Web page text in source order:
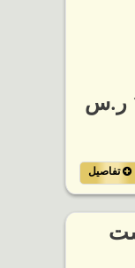
تفاصيل